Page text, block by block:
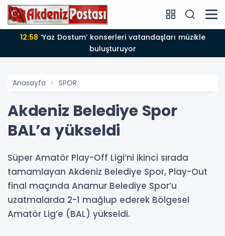
12:58
buluşturuyor
Anasayfa SPOR
Akdeniz Belediye Spor
BAL’a yükseldi
Süper Amatör Play-Off Ligi’ni ikinci sırada
tamamlayan Akdeniz Belediye Spor, Play-Out
final maçında Anamur Belediye Spor’u
uzatmalarda 2-1 mağlup ederek Bölgesel
Amatör Lig’e (BAL) yükseldi.